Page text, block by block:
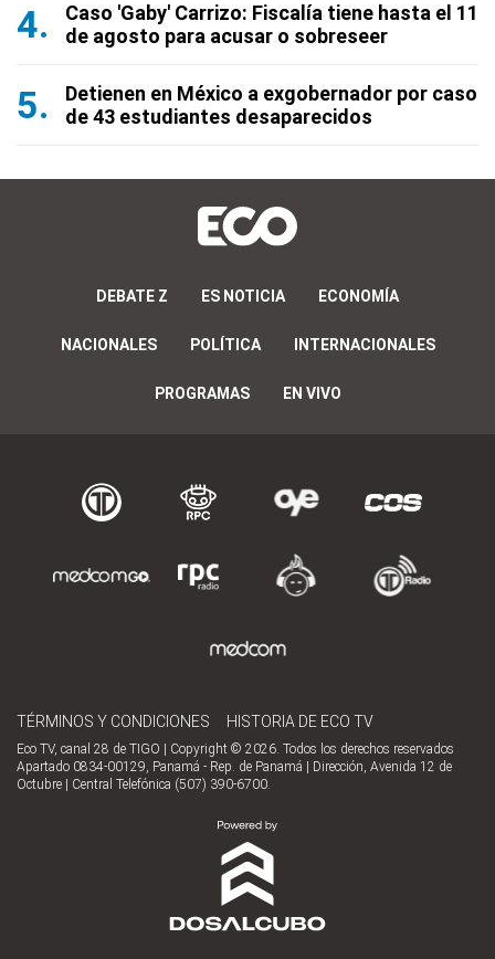
Caso 'Gaby' Carrizo: Fiscalía tiene hasta el 11
de agosto para acusar o sobreseer
Detienen en México a exgobernador por caso
de 43 estudiantes desaparecidos
DEBATE Z ES NOTICIA ECONOMÍA
NACIONALES POLÍTICA INTERNACIONALES
PROGRAMAS EN VIVO
TÉRMINOS Y CONDICIONES HISTORIA DE ECO TV
Eco TV, canal 28 de TIGO | Copyright © 2026. Todos los derechos reservados
Apartado 0834-00129, Panamá - Rep. de Panamá | Dirección, Avenida 12 de
Octubre | Central Telefónica (507) 390-6700.